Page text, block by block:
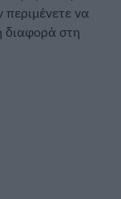
περιμένετε να
διαφορά στη